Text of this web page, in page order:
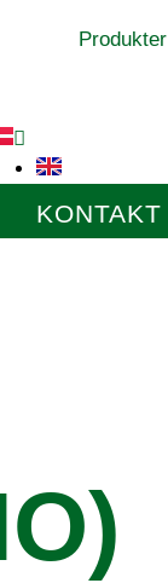
Produkter
KONTAKT